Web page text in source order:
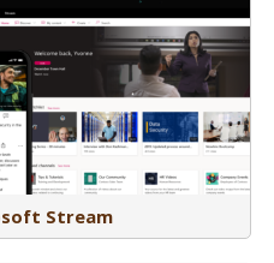
Stream
platform waarmee je lessen of
presentaties kunt maken en geven in
VR. Als docent kan je de les of
presentatie maken op een PC. De
studenten of deelnemers kunnen de
les of presentatie bekijken met een VR
bril. Ook bevat het platform een
bibliotheek waar al lessen in staan die
door anderen zijn gemaakt.
Met Mediasite Mosaic kun je lesstof
omzetten in video. Deze video’s neem
je met een recorder op via je eigen